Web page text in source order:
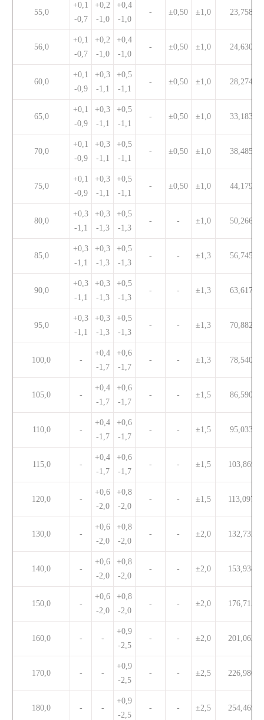
55,0
+0,1
-0,7
+0,2
-1,0
+0,4
-1,0
- ±0,50 ±1,0 23,758
56,0
+0,1
-0,7
+0,2
-1,0
+0,4
-1,0
- ±0,50 ±1,0 24,630
60,0
+0,1
-0,9
+0,3
-1,1
+0,5
-1,1
- ±0,50 ±1,0 28,274
65,0
+0,1
-0,9
+0,3
-1,1
+0,5
-1,1
- ±0,50 ±1,0 33,183
70,0
+0,1
-0,9
+0,3
-1,1
+0,5
-1,1
- ±0,50 ±1,0 38,485
75,0
+0,1
-0,9
+0,3
-1,1
+0,5
-1,1
- ±0,50 ±1,0 44,179
80,0
+0,3
-1,1
+0,3
-1,3
+0,5
-1,3
- - ±1,0 50,266
85,0
+0,3
-1,1
+0,3
-1,3
+0,5
-1,3
- - ±1,3 56,745
90,0
+0,3
-1,1
+0,3
-1,3
+0,5
-1,3
- - ±1,3 63,617
95,0
+0,3
-1,1
+0,3
-1,3
+0,5
-1,3
- - ±1,3 70,882
100,0 -
+0,4
-1,7
+0,6
-1,7
- - ±1,3 78,540
105,0 -
+0,4
-1,7
+0,6
-1,7
- - ±1,5 86,590
110,0 -
+0,4
-1,7
+0,6
-1,7
- - ±1,5 95,033
115,0 -
+0,4
-1,7
+0,6
-1,7
- - ±1,5 103,869
120,0 -
+0,6
-2,0
+0,8
-2,0
- - ±1,5 113,097
130,0 -
+0,6
-2,0
+0,8
-2,0
- - ±2,0 132,732
140,0 -
+0,6
-2,0
+0,8
-2,0
- - ±2,0 153,938
150,0 -
+0,6
-2,0
+0,8
-2,0
- - ±2,0 176,715
160,0 - -
+0,9
-2,5
- - ±2,0 201,062
170,0 - -
+0,9
-2,5
- - ±2,5 226,980
180,0 - -
+0,9
-2,5
- - ±2,5 254,469